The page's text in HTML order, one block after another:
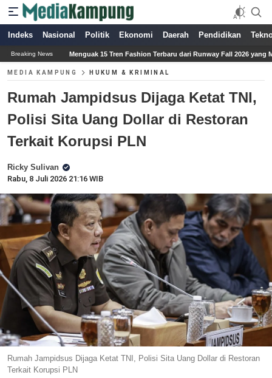
Indeks Nasional Politik Ekonomi Daerah Pendidikan
Breaking News
15 Tren Fashion Terbaru dari Runway Fall 2026 yang Menginspirasi Gaya Musim
MEDIA KAMPUNG HUKUM & KRIMINAL
Rumah Jampidsus Dijaga Ketat TNI,
Polisi Sita Uang Dollar di Restoran
Terkait Korupsi PLN
Ricky Sulivan
Rabu, 8 Juli 2026 21:16 WIB
Rumah Jampidsus Dijaga Ketat TNI, Polisi Sita Uang Dollar di Restoran
Terkait Korupsi PLN